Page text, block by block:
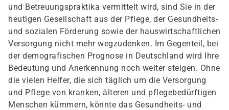
und Betreuungspraktika vermittelt wird, sind Sie in der
heutigen Gesellschaft aus der Pflege, der Gesundheits-
und sozialen Förderung sowie der hauswirtschaftlichen
Versorgung nicht mehr wegzudenken. Im Gegenteil, bei
der demografischen Prognose in Deutschland wird Ihre
Bedeutung und Anerkennung noch weiter steigen. Ohne
die vielen Helfer, die sich täglich um die Versorgung
und Pflege von kranken, älteren und pflegebedürftigen
Menschen kümmern, könnte das Gesundheits- und